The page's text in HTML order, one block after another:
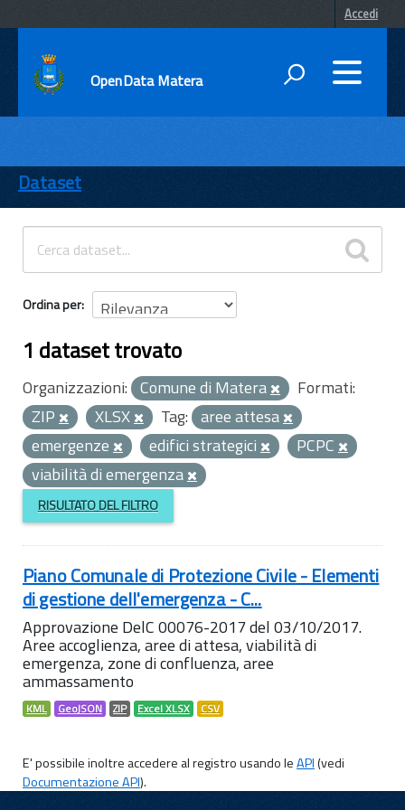
Accedi
OpenData Matera
ENTI
TEMI
INFORMAZIONI
Dataset
Ordina per
1 dataset trovato
Organizzazioni: Comune di Matera
Formati:
ZIP
XLSX Tag: aree attesa
emergenze
edifici strategici
PCPC
viabilità di emergenza
RISULTATO DEL FILTRO
Piano Comunale di Protezione Civile - Elementi
di gestione dell'emergenza - C...
Approvazione DelC 00076-2017 del 03/10/2017.
Aree accoglienza, aree di attesa, viabilità di
emergenza, zone di confluenza, aree
ammassamento
KML GeoJSON ZIP Excel XLSX CSV
E' possibile inoltre accedere al registro usando leAPI(vedi
Documentazione API).